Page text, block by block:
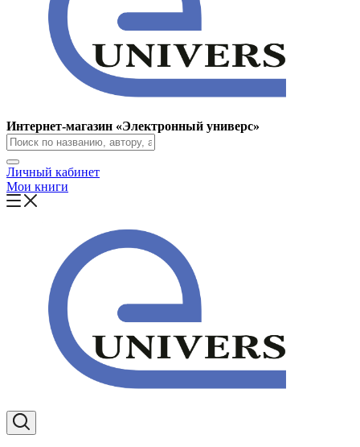
Интернет-магазин «Электронный универс»
Личный кабинет
Мои книги